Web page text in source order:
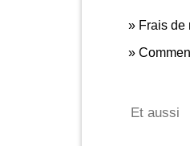
Frais de
Et aussi